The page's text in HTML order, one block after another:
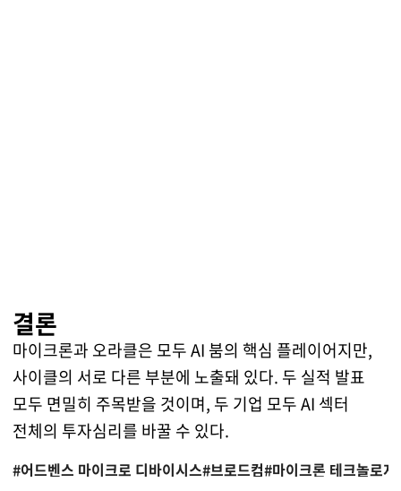
결론
마이크론과 오라클은 모두 AI 붐의 핵심 플레이어지만,
사이클의 서로 다른 부분에 노출돼 있다. 두 실적 발표
모두 면밀히 주목받을 것이며, 두 기업 모두 AI 섹터
전체의 투자심리를 바꿀 수 있다.
#어드벤스 마이크로 디바이시스#브로드컴#마이크론 테크놀로지